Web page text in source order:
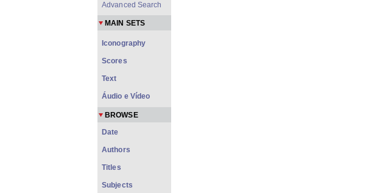
Advanced Search
MAIN SETS
Iconography
Scores
Text
Áudio e Vídeo
BROWSE
Date
Authors
Titles
Subjects